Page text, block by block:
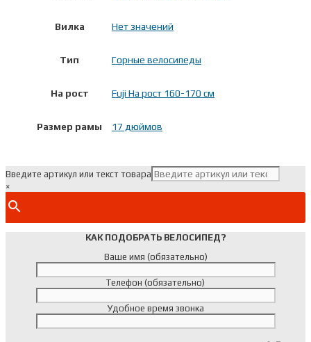
Вилка Нет значений
Тип Горные велосипеды
На рост Fuji На рост 160-170 см
Размер рамы 17 дюймов
Введите артикул или текст товара
×
КАК ПОДОБРАТЬ ВЕЛОСИПЕД?
Ваше имя (обязательно)
Телефон (обязательно)
Удобное время звонка